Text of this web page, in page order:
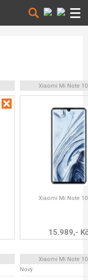
Xiaomi Mi Note
Xiaomi Mi Note
15.989,-
Xiaomi Mi Note
Nový